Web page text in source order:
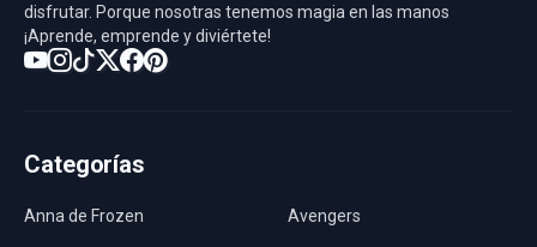
disfrutar. Porque nosotras tenemos magia en las manos
¡Aprende, emprende y diviértete!
Categorías
Anna de Frozen Avengers